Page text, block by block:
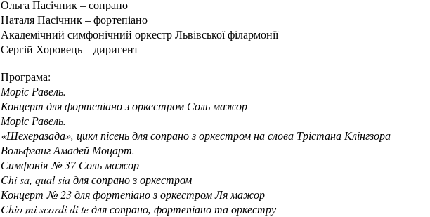
Ольга Пасічник – сопрано
Наталя Пасічник – фортепіано
Академічний симфонічний оркестр Львівської філармонії
Сергій Хоровець – диригент
Програма:
Моріс Равель.
Концерт для фортепіано з оркестром Соль мажор
Моріс Равель.
«Шехеразада», цикл пісень для сопрано з оркестром на слова Трістана Клінгзора
Вольфганг Амадей Моцарт.
Симфонія № 37 Соль мажор
Chi sa, qual sia для сопрано з оркестром
Концерт № 23 для фортепіано з оркестром Ля мажор
Chio mi scordi di te для сопрано, фортепіано та оркестру